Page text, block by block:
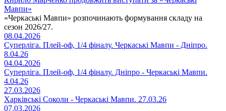
Мавпи»
«Черкаські Мавпи» розпочинають формування складу на
сезон 2026/27.
08.04.2026
Суперліга. Плей-оф, 1/4 фіналу. Черкаські Мавпи - Дніпро.
8.04.26
04.04.2026
Суперліга. Плей-оф, 1/4 фіналу. Дніпро - Черкаські Мавпи.
4.04.26
27.03.2026
Харківські Соколи - Черкаські Мавпи. 27.03.26
07.03.2026